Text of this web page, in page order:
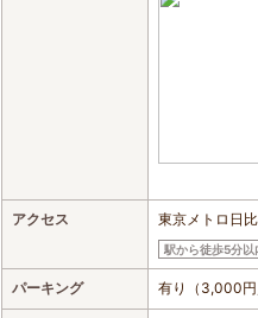
アクセス 東京メトロ日
駅から徒歩5分以
パーキング 有り（3,000円